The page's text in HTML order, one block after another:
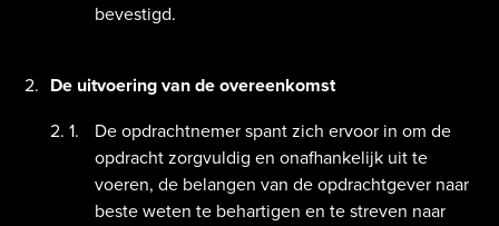
bevestigd.
De uitvoering van de overeenkomst
De opdrachtnemer spant zich ervoor in om de
opdracht zorgvuldig en onafhankelijk uit te
voeren, de belangen van de opdrachtgever naar
beste weten te behartigen en te streven naar